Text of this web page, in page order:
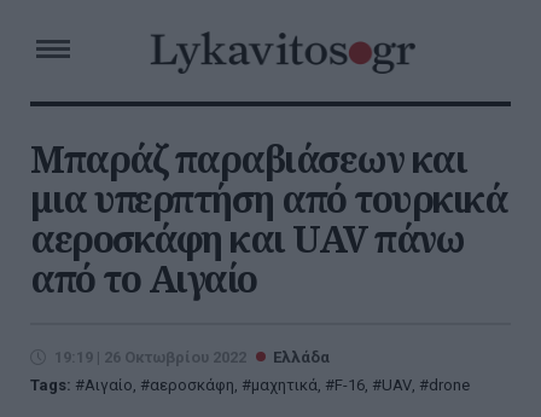
Μπαράζ παραβιάσεων και
μια υπερπτήση από τουρκικά
αεροσκάφη και UAV πάνω
από το Αιγαίο
19:19 | 26 Οκτωβρίου 2022
Ελλάδα
Tags:
Αιγαίο, αεροσκάφη, μαχητικά, F-16, UAV, drone